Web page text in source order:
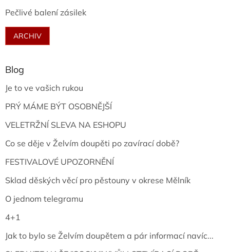
Pečlivé balení zásilek
ARCHIV
Blog
Je to ve vašich rukou
PRÝ MÁME BÝT OSOBNĚJŠÍ
VELETRŽNÍ SLEVA NA ESHOPU
Co se děje v Želvím doupěti po zavírací době?
FESTIVALOVÉ UPOZORNĚNÍ
Sklad děských věcí pro pěstouny v okrese Mělník
O jednom telegramu
4+1
Jak to bylo se Želvím doupětem a pár informací navíc...